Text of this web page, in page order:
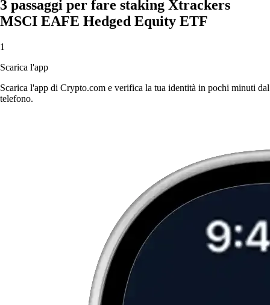
3 passaggi per fare staking Xtrackers
MSCI EAFE Hedged Equity ETF
1
Scarica l'app
Scarica l'app di Crypto.com e verifica la tua identità in pochi minuti dal
telefono.